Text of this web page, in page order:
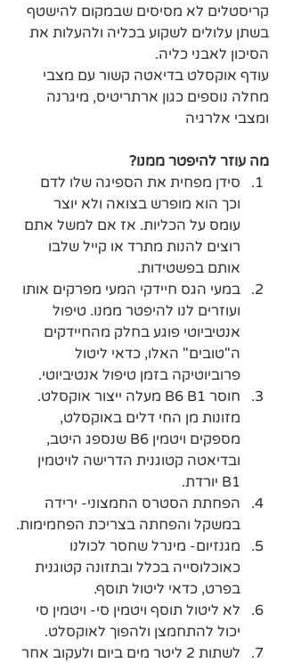
קריסטלים לא מסיסים שבמקום להישטף
בשתן עלולים לשקוע בכליה ולהעלות את
הסיכון לאבני כליה.
עודף אוקסלט בדיאטה קשור עם מצבי
מחלה נוספים כגון ארתריטיס, מיגרנה
ומצבי אלרגיה
מה עוזר להיפטר ממנו?
סידן מפחית את הספיגה שלו לדם
וכך הוא מופרש בצואה ולא יוצר
עומס על הכליות. אז אם למשל אתם
רוצים להנות מתרד או קייל שלבו
אותם בפשטידות.
במעי הגס חיידקי המעי מפרקים אותו
ועוזרים לנו להיפטר ממנו. טיפול
אנטיביוטי פוגע בחלק מהחיידקים
ה"טובים" האלו, כדאי ליטול
פרוביוטיקה בזמן טיפול אנטיביוטי.
חוסר B6 B1 מעלה ייצור אוקסלט.
מזונות מן החי דלים באוקסלט,
מספקים ויטמין B6 שנספג היטב,
ובדיאטה קטוגנית הדרישה לויטמין
B1 יורדת.
הפחתת הסטרס החמצוני- ירידה
במשקל והפחתה בצריכת הפחמימות.
מגנזיום- מינרל שחסר לכולנו
כאוכלוסייה בכלל ובתזונה קטוגנית
בפרט, כדאי ליטול תוסף.
לא ליטול תוסף ויטמין סי- ויטמין סי
יכול להתחמצן ולהפוך לאוקסלט.
לשתות 2 ליטר מים ביום ולעקוב אחר